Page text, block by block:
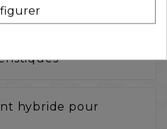
hybride pour